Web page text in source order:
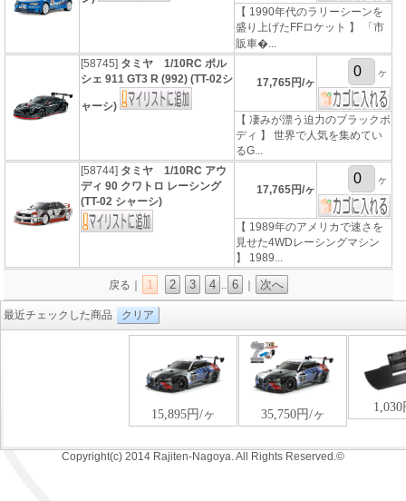
【 1990年代のラリーシーンを
盛り上げたFFロケット 】 「市
販車�...
[58745] タミヤ 1/10RC ポル
シェ 911 GT3 R (992) (TT-02シ
ャーシ)
17,765円/ヶ
ヶ
【 凄みが漂う迫力のブラックボ
ディ 】 世界で人気を集めてい
るG...
[58744] タミヤ 1/10RC アウ
ディ 90 クワトロ レーシング
(TT-02 シャーシ)
17,765円/ヶ
ヶ
【 1989年のアメリカで速さを
見せた4WDレーシングマシン
】 1989...
戻る｜ 1 2 3 4 .. 6 次へ
最近チェックした商品 クリア
Copyright(c) 2014 Rajiten-Nagoya. All Rights Reserved.©